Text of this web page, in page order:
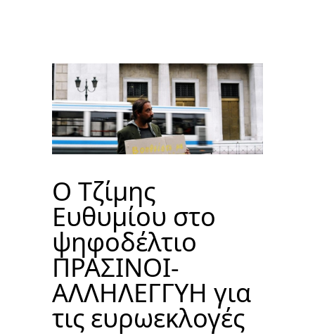
Ο Τζίμης
Ευθυμίου στο
ψηφοδέλτιο
ΠΡΑΣΙΝΟΙ-
ΑΛΛΗΛΕΓΓΥΗ για
τις ευρωεκλογές